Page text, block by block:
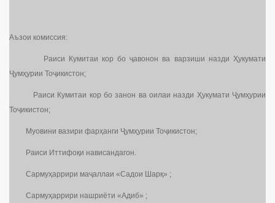
Аъзои комиссия:
Раиси Кумитаи кор бо ҷавонон ва варзиши назди Ҳукумати
Ҷумҳурии Тоҷикистон;
Раиси Кумитаи кор бо занон ва оилаи назди Ҳукумати Ҷумҳурии
Тоҷикистон;
Муовини вазири фарҳанги Ҷумҳурии Тоҷикистон;
Раиси Иттифоқи нависандагон.
Сармуҳаррири маҷаллаи «Садои Шарқ» ;
Сармуҳаррири нашриёти «Адиб» ;